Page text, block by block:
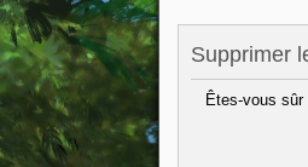
Supprimer
Êtes-vous